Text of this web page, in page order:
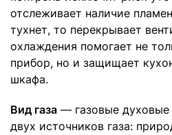
отслеживает наличие
тухнет, то перекрывает
охлаждения помогает не
прибор, но и защищает
шкафа.
Вид газа — газовые
двух источников газа: